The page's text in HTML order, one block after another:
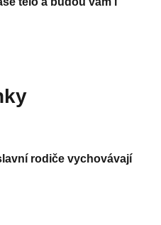
rodiče vychovávají